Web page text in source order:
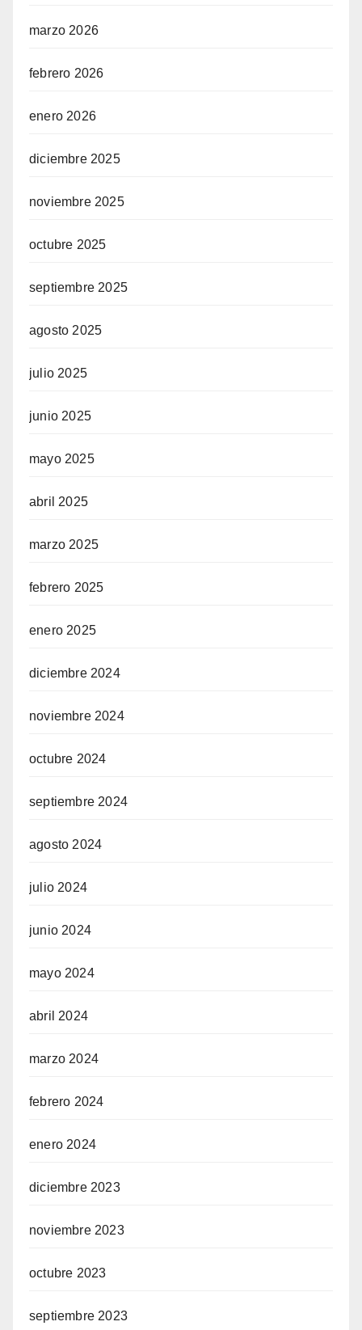
marzo 2026
febrero 2026
enero 2026
diciembre 2025
noviembre 2025
octubre 2025
septiembre 2025
agosto 2025
julio 2025
junio 2025
mayo 2025
abril 2025
marzo 2025
febrero 2025
enero 2025
diciembre 2024
noviembre 2024
octubre 2024
septiembre 2024
agosto 2024
julio 2024
junio 2024
mayo 2024
abril 2024
marzo 2024
febrero 2024
enero 2024
diciembre 2023
noviembre 2023
octubre 2023
septiembre 2023